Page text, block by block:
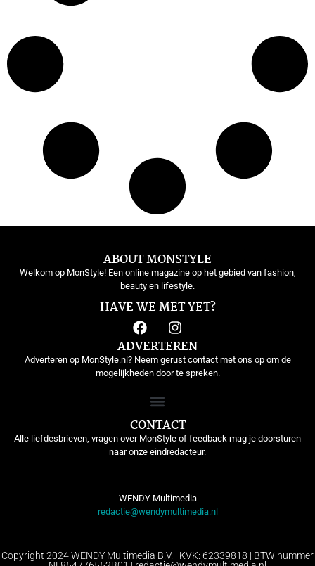
ABOUT MONSTYLE
Welkom op MonStyle! Een online magazine op het gebied van fashion,
beauty en lifestyle.
HAVE WE MET YET?
ADVERTEREN
Adverteren op MonStyle.nl? Neem gerust contact met ons op om de
mogelijkheden door te spreken.
CONTACT
Alle liefdesbrieven, vragen over MonStyle of feedback mag je doorsturen
naar onze eindredacteur.
WENDY Multimedia
redactie@wendymultimedia.nl
Copyright 2024 WENDY Multimedia B.V. | KVK: 62339818 | BTW nummer